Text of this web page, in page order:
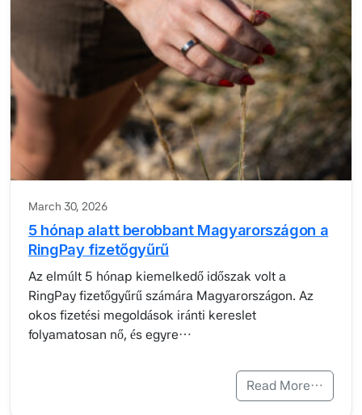
March 30, 2026
5 hónap alatt berobbant Magyarországon a
RingPay fizetőgyűrű
Az elmúlt 5 hónap kiemelkedő időszak volt a
RingPay fizetőgyűrű számára Magyarországon. Az
okos fizetési megoldások iránti kereslet
folyamatosan nő, és egyre…
Read More…